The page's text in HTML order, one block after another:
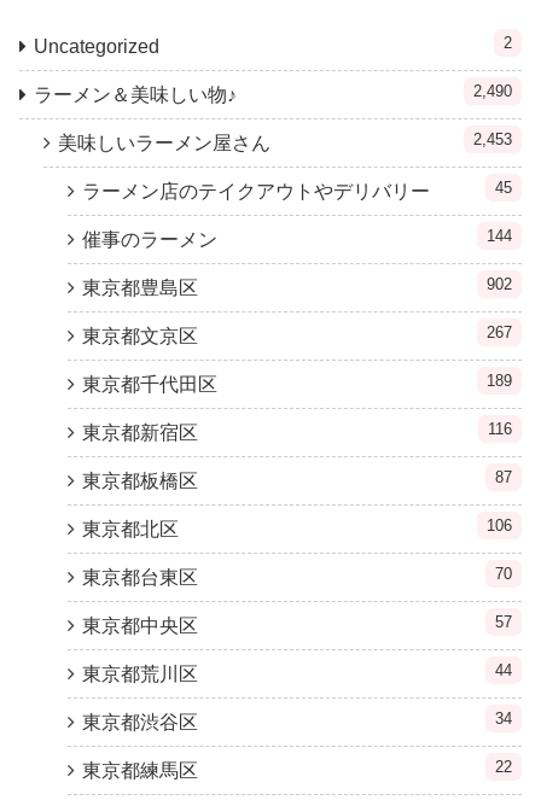
Uncategorized 2
ラーメン＆美味しい物♪ 2,490
美味しいラーメン屋さん 2,453
ラーメン店のテイクアウトやデリバリー 45
催事のラーメン 144
東京都豊島区 902
東京都文京区 267
東京都千代田区 189
東京都新宿区 116
東京都板橋区 87
東京都北区 106
東京都台東区 70
東京都中央区 57
東京都荒川区 44
東京都渋谷区 34
東京都練馬区 22